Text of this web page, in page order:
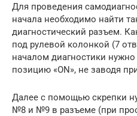
Для проведения
начала необходимо найти
диагностический разъем.
под рулевой колонкой (7
началом диагностики нужно
позицию «ON», не заводя
Далее с помощью скрепки
№8 и №9 в разъеме (при